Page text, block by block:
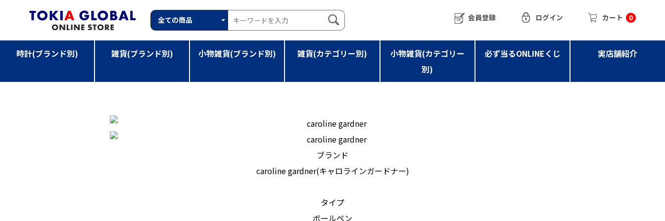
会員登録 ログイン カート 0
時計(ブランド別) 雑貨(ブランド別) 小物雑貨(ブランド別) 雑貨(カテゴリー別)
小物雑貨(カテゴリー
別)
必ず当るONLINEくじ 実店舗紹介
ブランド
caroline gardner(キャロラインガードナー)
タイプ
ボールペン